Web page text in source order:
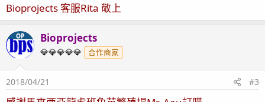
Bioprojects 客服Rita 敬上
OP Bioprojects
💎💎💎💎💎 合作商家
2018/04/21 #3